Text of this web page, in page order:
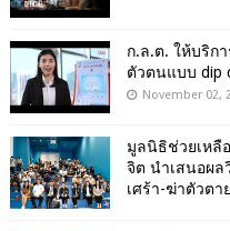
ก.ล.ต. ให้บริก
ตัวตนแบบ dip
November 02,
มูลนิธิช่วยเหลื
จิต นำเสนอผล
เศร้า-ฆ่าตัวตา